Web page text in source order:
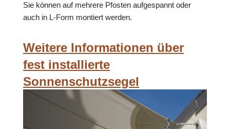
Sie können auf mehrere Pfosten aufgespannt oder
auch in L-Form montiert werden.
Weitere Informationen über
fest installierte
Sonnenschutzsegel